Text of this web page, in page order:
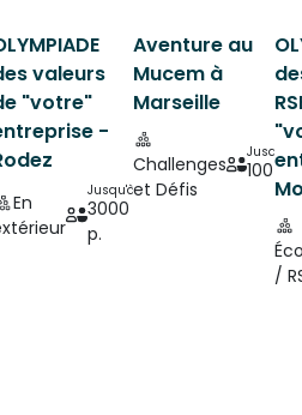
valeurs
"votre"
-
En
Jusqu'à
3000
p.
Aventure au
Mucem à
Marseille
Challenges
et Défis
Jusqu'à
100 p.
/